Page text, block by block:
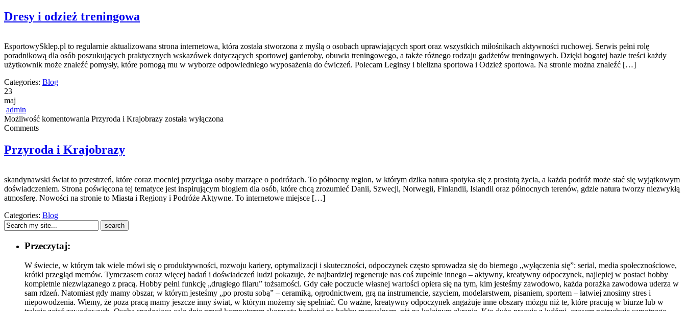
Dresy i odzież treningowa
EsportowySklep.pl to regularnie aktualizowana strona internetowa, która została stworzona z myślą o osobach uprawiających sport oraz wszystkich miłośnikach aktywności ruchowej. Serwis pełni rolę
poradnikową dla osób poszukujących praktycznych wskazówek dotyczących sportowej garderoby, obuwia treningowego, a także różnego rodzaju gadżetów treningowych. Dzięki bogatej bazie treści każdy
użytkownik może znaleźć pomysły, które pomogą mu w wyborze odpowiedniego wyposażenia do ćwiczeń. Polecam Leginsy i bielizna sportowa i Odzież sportowa. Na stronie można znaleźć […]
Categories: Blog
23
maj
admin
Możliwość komentowania Przyroda i Krajobrazy została wyłączona
Comments
Przyroda i Krajobrazy
skandynawski świat to przestrzeń, które coraz mocniej przyciąga osoby marzące o podróżach. To północny region, w którym dzika natura spotyka się z prostotą życia, a każda podróż może stać się wyjątkowym
doświadczeniem. Strona poświęcona tej tematyce jest inspirującym blogiem dla osób, które chcą zrozumieć Danii, Szwecji, Norwegii, Finlandii, Islandii oraz północnych terenów, gdzie natura tworzy niezwykłą
atmosferę. Nowości na stronie to Miasta i Regiony i Podróże Aktywne. To internetowe miejsce […]
Categories: Blog
Przeczytaj:
W świecie, w którym tak wiele mówi się o produktywności, rozwoju kariery, optymalizacji i skuteczności, odpoczynek często sprowadza się do biernego „wyłączenia się”: serial, media społecznościowe,
krótki przegląd memów. Tymczasem coraz więcej badań i doświadczeń ludzi pokazuje, że najbardziej regeneruje nas coś zupełnie innego – aktywny, kreatywny odpoczynek, najlepiej w postaci hobby
kompletnie niezwiązanego z pracą. Hobby pełni funkcję „drugiego filaru” tożsamości. Gdy całe poczucie własnej wartości opiera się na tym, kim jesteśmy zawodowo, każda porażka zawodowa uderza w
sam rdzeń. Natomiast gdy mamy obszar, w którym jesteśmy „po prostu sobą” – ceramiką, ogrodnictwem, grą na instrumencie, szyciem, modelarstwem, pisaniem, sportem – łatwiej znosimy stres i
niepowodzenia. Wiemy, że poza pracą mamy jeszcze inny świat, w którym możemy się spełniać. Co ważne, kreatywny odpoczynek angażuje inne obszary mózgu niż te, które pracują w biurze lub w